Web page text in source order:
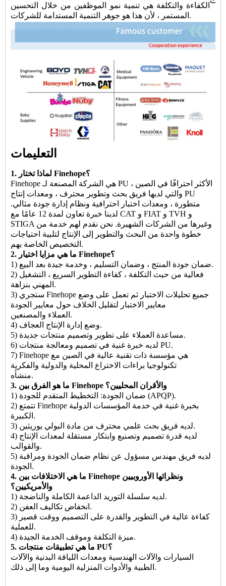
الكفاءة والتكلفة هي تنمية نمو الموظفين من خلال التحسين
المستمر ، لأن هذا هو جوهر التنمية المستدامة للشركات.
التعليمات
1. لماذا تختار Finehope؟
Finehope هي الشركة المصنعة لـ PU الأكثر احترافًا في الصين ،
والتي لديها فريق بحث وتطوير محترف ، ومعدات إنتاج PU
متطورة ، ومعدات اختبار احترافية ونظام إدارة جودة مثالي.
لدينا خبرة تعاون لمدة 12 عامًا مع CAT و FIAT و TVH و
STIGA وغيرها من الشركات الشهيرة. نحن نقدم لهم خدمة من
خطوة واحدة من البحث والتطوير إلى الإنتاج لتلبية احتياجات
التخصيص الخاصة بهم.
2. ما هي مزايا اختيار Finehope؟
1) ضمان جودة المنتج ، وضمان التسليم ، وخدمة جيدة بعد البيع.
2) فعالية من حيث التكلفة ، كفاءة التطوير السريع ، التشغيل
المهني بنزاهة.
3) ستجري Finehope جميع تحليلات الاختبار ثم تعمل على وضع
معايير الاختبار لتقليل الخلاف حول معايير الجودة
العملاء والمصنعين.
4) وضع إدارة الإنتاج العجاف.
5) مساعدة العملاء على تطوير وتصميم منتجات جديدة.
6) لديه خبرة غنية في تصميم ومعالجة منتجات PU.
7) Finehope هي مؤسسة ذات تقنية عالية في الصين مع
تكنولوجيا براءات الاختراع المحلية والدولية والفكرية
منشأه.
3. ما هو الفرق بين Finehope والأقران المحليين؟
1) ضمان الجودة: التخطيط المتقدم للجودة (APQP).
2) تتمتع Finehope بخبرة غنية في خدمة المؤسسات الدولية
الكبيرة.
3) لديه فريق بحث علمي محترف من مادة البولي يوريثين.
4) لديه قدرة تصميم وتصنيع وابتكار مستقلة لمعدات الإنتاج
والقوالب.
5) لديه فريق مهندس مسؤول عن نظام ضمان الجودة ومراقبة
الجودة.
4. ما هي الاختلافات بين Finehope ونظرائها الأوروبيين
والأمريكيين؟
1) لديه سلسلة التوريد الداعمة الكاملة والناضجة.
2) انخفاض تكاليف العفن.
3) كفاءة عالية في التطوير والقدرة على التصميم ووقت قصير
للعملية.
4) ميزة التكلفة وموقف الخدمة الجيدة.
5. ما هي تطبيقات منتجات PU؟
السيارات والآلات الهندسية ومعدات اللياقة البدنية والآلات
الطبية والأدوات المنزلية اليومية وما إلى ذلك.